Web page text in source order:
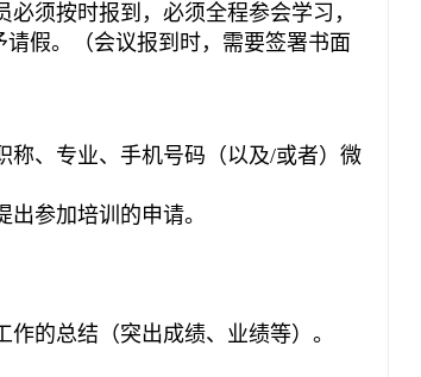
须按时报到，必须全程参会学习，
假。（会议报到时，需要签署书面
、专业、手机号码（以及/或者）微
参加培训的申请。
的总结（突出成绩、业绩等）。